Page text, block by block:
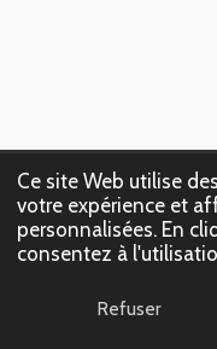
Ce site Web utilise
votre expérience et
personnalisées. En
consentez à
Refuser
© 2025 - 2026 EVANS'T
E-mail